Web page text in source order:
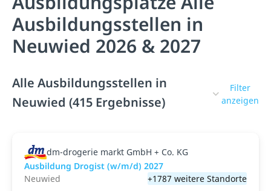
Ausbildungsstellen in
Neuwied 2026 & 2027
Alle Ausbildungsstellen in
Neuwied (415 Ergebnisse)
Filter
anzeigen
dm-drogerie markt GmbH + Co. KG
Ausbildung Drogist (w/m/d) 2027
Neuwied
+1787 weitere Standorte